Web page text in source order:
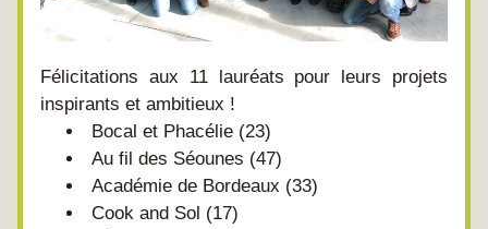
Félicitations aux 11 lauréats pour leurs projets
inspirants et ambitieux !
Bocal et Phacélie (23)
Au fil des Séounes (47)
Académie de Bordeaux (33)
Cook and Sol (17)